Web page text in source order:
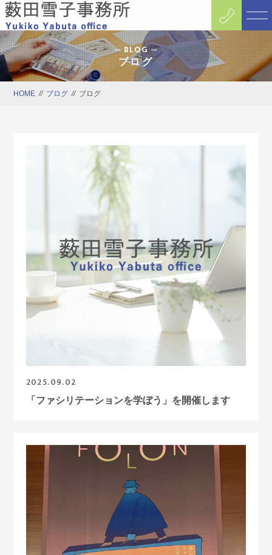
BLOG
ブログ
HOME // ブログ // ブログ
2025.09.02
「ファシリテーションを学ぼう」を開催します